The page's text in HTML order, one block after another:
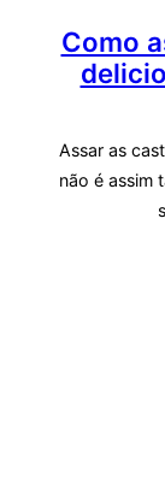
Como
Assar as
não é assim